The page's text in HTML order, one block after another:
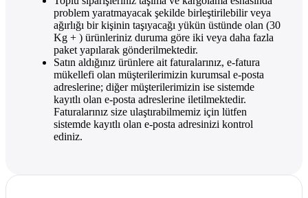
problem yaratmayacak şekilde birleştirilebilir veya
ağırlığı bir kişinin taşıyacağı yükün üstünde olan (30
Kg + ) ürünleriniz duruma göre iki veya daha fazla
paket yapılarak gönderilmektedir.
Satın aldığınız ürünlere ait faturalarınız, e-fatura
mükellefi olan müşterilerimizin kurumsal e-posta
adreslerine; diğer müşterilerimizin ise sistemde
kayıtlı olan e-posta adreslerine iletilmektedir.
Faturalarınız size ulaştırabilmemiz için lütfen
sistemde kayıtlı olan e-posta adresinizi kontrol
ediniz.